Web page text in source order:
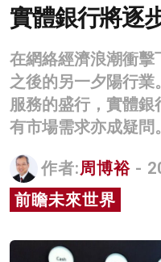
生活
商業
科技
名家榜
灼見活動
關於我們
實體銀行將逐
在網絡經濟浪潮衝
之後的另一夕陽行
服務的盛行，實體
有市場需求亦成疑問。
作者:周博裕 -
前瞻未來世界